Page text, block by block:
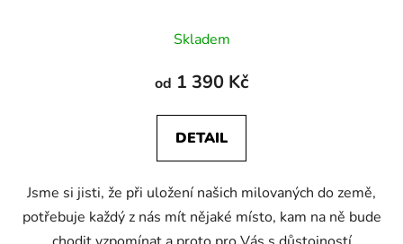
Skladem
od 1 390 Kč
DETAIL
Jsme si jisti, že při uložení našich milovaných do země,
potřebuje každý z nás mít nějaké místo, kam na ně bude